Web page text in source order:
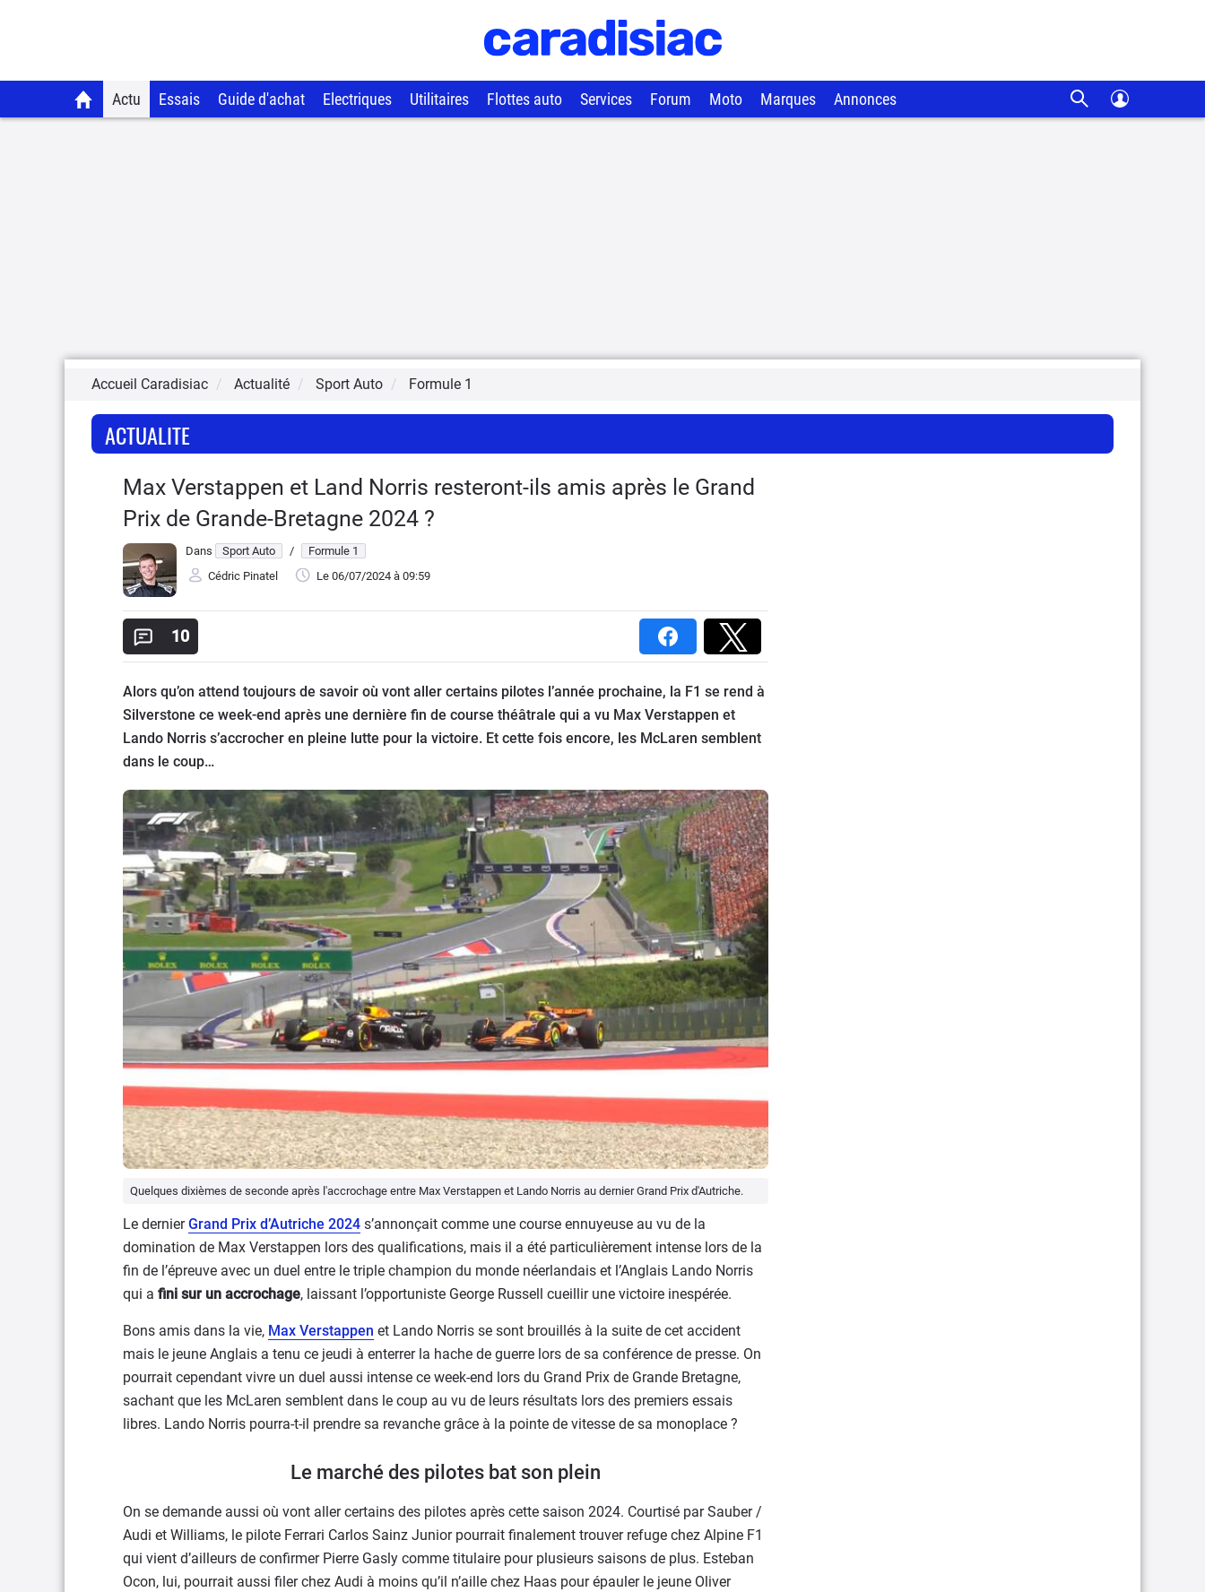
Actu Essais Guide d'achat Electriques Utilitaires Flottes auto Services Forum Moto Marques Annonces
Accueil Caradisiac Actualité Sport Auto Formule 1
ACTUALITE
Max Verstappen et Land Norris resteront-ils amis après le Grand
Prix de Grande-Bretagne 2024 ?
Dans Sport Auto /
Formule 1
Cédric Pinatel
Le 06/07/2024 à 09:59
10
Alors qu’on attend toujours de savoir où vont aller certains pilotes l’année prochaine, la F1 se rend à
Silverstone ce week-end après une dernière fin de course théâtrale qui a vu Max Verstappen et
Lando Norris s’accrocher en pleine lutte pour la victoire. Et cette fois encore, les McLaren semblent
dans le coup…
Quelques dixièmes de seconde après l'accrochage entre Max Verstappen et Lando Norris au dernier Grand Prix d'Autriche.
Le dernierGrand Prix d’Autriche 2024 s’annonçait comme une course ennuyeuse au vu de la
domination de Max Verstappen lors des qualifications, mais il a été particulièrement intense lors de la
fin de l’épreuve avec un duel entre le triple champion du monde néerlandais et l’Anglais Lando Norris
qui a fini sur un accrochage, laissant l’opportuniste George Russell cueillir une victoire inespérée.
Bons amis dans la vie, Max Verstappen et Lando Norris se sont brouillés à la suite de cet accident
mais le jeune Anglais a tenu ce jeudi à enterrer la hache de guerre lors de sa conférence de presse. On
pourrait cependant vivre un duel aussi intense ce week-end lors du Grand Prix de Grande Bretagne,
sachant que les McLaren semblent dans le coup au vu de leurs résultats lors des premiers essais
libres. Lando Norris pourra-t-il prendre sa revanche grâce à la pointe de vitesse de sa monoplace ?
Le marché des pilotes bat son plein
On se demande aussi où vont aller certains des pilotes après cette saison 2024. Courtisé par Sauber /
Audi et Williams, le pilote Ferrari Carlos Sainz Junior pourrait finalement trouver refuge chez Alpine F1
qui vient d’ailleurs de confirmer Pierre Gasly comme titulaire pour plusieurs saisons de plus. Esteban
Ocon, lui, pourrait aussi filer chez Audi à moins qu’il n’aille chez Haas pour épauler le jeune Oliver